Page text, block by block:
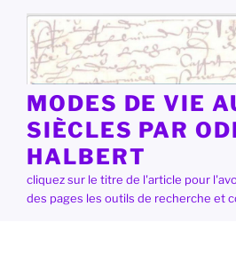
contenu
principal
MODES DE VIE
SIÈCLES PAR
HALBERT
cliquez sur le titre de l'article pour
des pages les outils de recherche et